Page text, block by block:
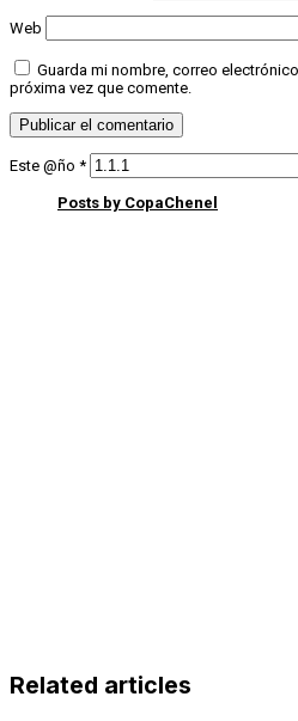
Web
Guarda mi nombre, correo
próxima vez que comente.
Este @ño *
Posts by CopaChenel
Related articles